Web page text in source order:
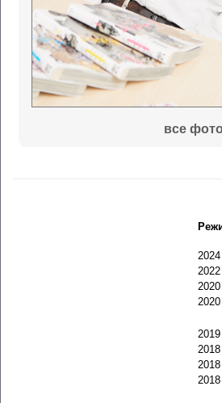
все фото